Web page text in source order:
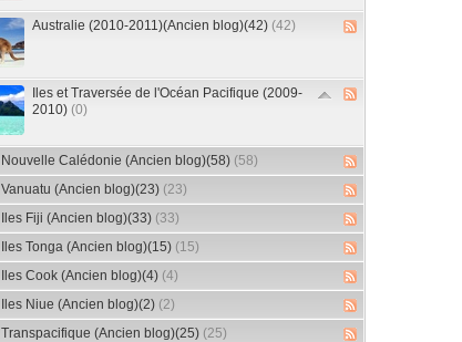
Australie (2010-2011)(Ancien blog)(42) (42)
Iles et Traversée de l'Océan Pacifique (2009-
2010) (0)
Nouvelle Calédonie (Ancien blog)(58) (58)
Vanuatu (Ancien blog)(23) (23)
Iles Fiji (Ancien blog)(33) (33)
Iles Tonga (Ancien blog)(15) (15)
Iles Cook (Ancien blog)(4) (4)
Iles Niue (Ancien blog)(2) (2)
Transpacifique (Ancien blog)(25) (25)